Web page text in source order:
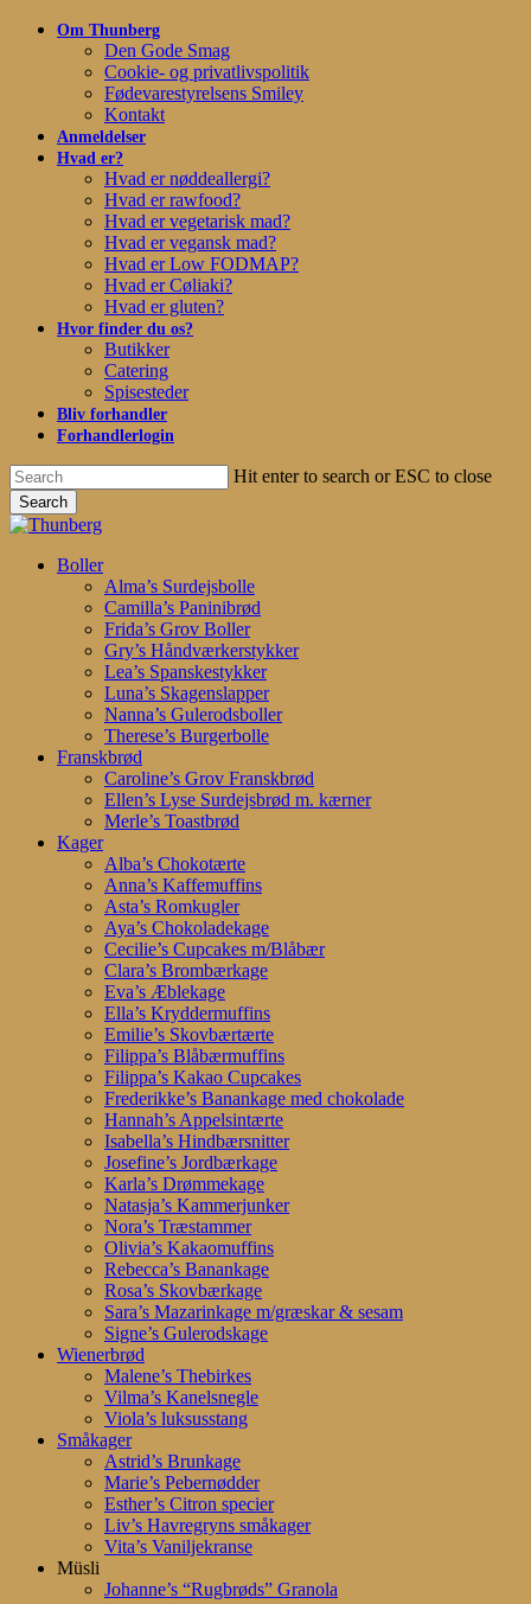
Skip
Om Thunberg
Den Gode Smag
Cookie- og privatlivspolitik
Fødevarestyrelsens Smiley
Kontakt
Anmeldelser
Hvad er?
Hvad er nøddeallergi?
Hvad er rawfood?
Hvad er vegetarisk mad?
Hvad er vegansk mad?
Hvad er Low FODMAP?
Hvad er Cøliaki?
Hvad er gluten?
Hvor finder du os?
Butikker
Catering
Spisesteder
Bliv forhandler
Forhandlerlogin
Hit enter to search or ESC to close
Search
Close
search
account
Menu
Boller
Alma’s Surdejsbolle
Camilla’s Paninibrød
Frida’s Grov Boller
Gry’s Håndværkerstykker
Lea’s Spanskestykker
Luna’s Skagenslapper
Nanna’s Gulerodsboller
Therese’s Burgerbolle
Franskbrød
Caroline’s Grov Franskbrød
Ellen’s Lyse Surdejsbrød m. kærner
Merle’s Toastbrød
Kager
Alba’s Chokotærte
Anna’s Kaffemuffins
Asta’s Romkugler
Aya’s Chokoladekage
Cecilie’s Cupcakes m/Blåbær
Clara’s Brombærkage
Eva’s Æblekage
Ella’s Kryddermuffins
Emilie’s Skovbærtærte
Filippa’s Blåbærmuffins
Filippa’s Kakao Cupcakes
Frederikke’s Banankage med chokolade
Hannah’s Appelsintærte
Isabella’s Hindbærsnitter
Josefine’s Jordbærkage
Karla’s Drømmekage
Natasja’s Kammerjunker
Nora’s Træstammer
Olivia’s Kakaomuffins
Rebecca’s Banankage
Rosa’s Skovbærkage
Sara’s Mazarinkage m/græskar & sesam
Signe’s Gulerodskage
Wienerbrød
Malene’s Thebirkes
Vilma’s Kanelsnegle
Viola’s luksusstang
Småkager
Astrid’s Brunkage
Marie’s Pebernødder
Esther’s Citron specier
Liv’s Havregryns småkager
Vita’s Vaniljekranse
Müsli
Johanne’s “Rugbrøds” Granola